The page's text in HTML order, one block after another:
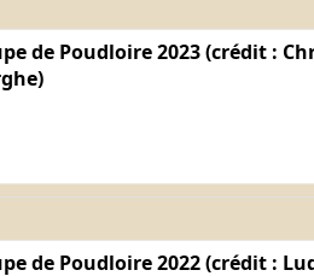
de Poudloire 2023 (crédit :
de Poudloire 2022 (crédit :